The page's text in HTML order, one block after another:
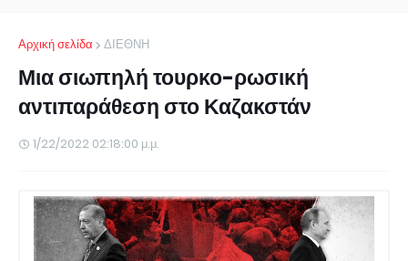
Αρχική σελίδα ΔΙΕΘΝΗ
Μια σιωπηλή τουρκο-ρωσική
αντιπαράθεση στο Καζακστάν
1/22/2022 02:18:00 μ.μ.